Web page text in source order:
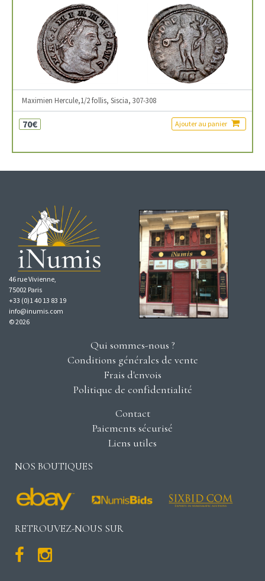
Maximien Hercule,1/2 follis, Siscia, 307-308
70€ Ajouter au panier
46 rue Vivienne,
75002 Paris
+33 (0)1 40 13 83 19
info@inumis.com
© 2026
Qui sommes-nous ?
Conditions générales de vente
Frais d'envois
Politique de confidentialité
Contact
Paiements sécurisé
Liens utiles
NOS BOUTIQUES
RETROUVEZ-NOUS SUR